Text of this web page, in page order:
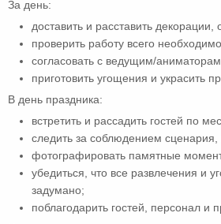
За день:
доставить и расставить
проверить работу всего
согласовать с ведущим/
приготовить угощения и украсить
В день праздника:
встретить и рассадить гостей по
следить за соблюдением
фотографировать памятные
убедиться, что все развлечения и
задумано;
поблагодарить гостей, персонал и